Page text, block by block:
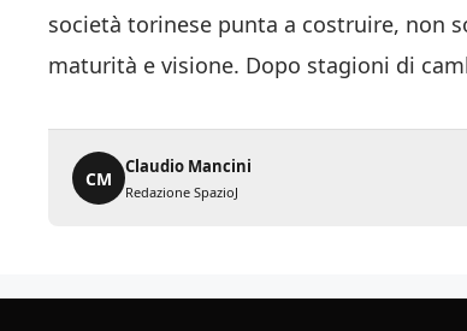
società torinese punta a costruire, non
maturità e visione. Dopo stagioni di
CM
Claudio Mancini
Redazione SpazioJ